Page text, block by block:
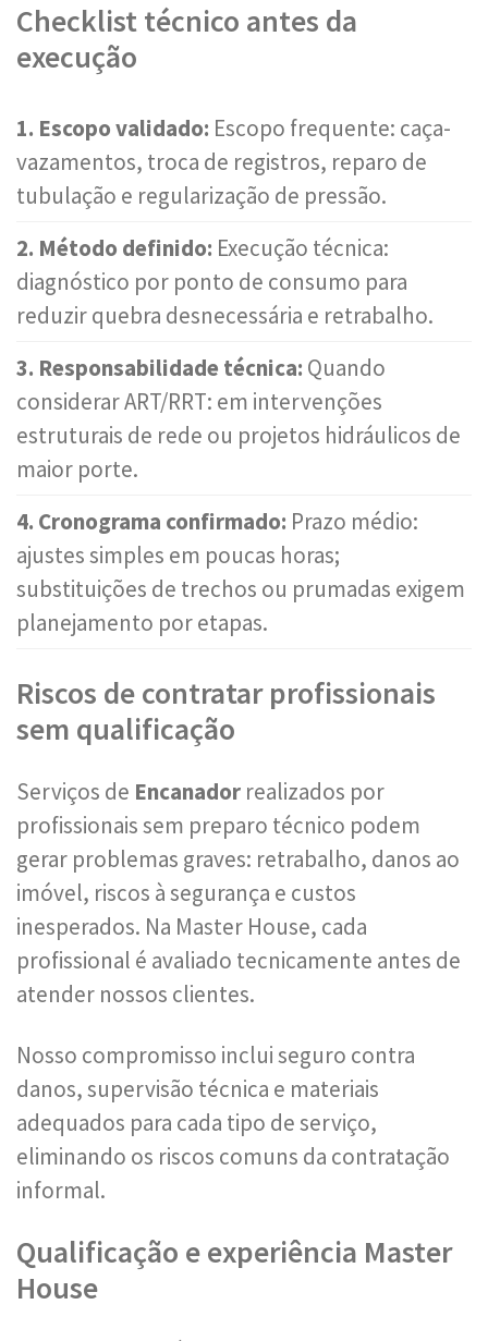
Checklist técnico antes da
execução
1. Escopo validado: Escopo frequente: caça-
vazamentos, troca de registros, reparo de
tubulação e regularização de pressão.
2. Método definido: Execução técnica:
diagnóstico por ponto de consumo para
reduzir quebra desnecessária e retrabalho.
3. Responsabilidade técnica: Quando
considerar ART/RRT: em intervenções
estruturais de rede ou projetos hidráulicos de
maior porte.
4. Cronograma confirmado: Prazo médio:
ajustes simples em poucas horas;
substituições de trechos ou prumadas exigem
planejamento por etapas.
Riscos de contratar profissionais
sem qualificação
Serviços de Encanador realizados por
profissionais sem preparo técnico podem
gerar problemas graves: retrabalho, danos ao
imóvel, riscos à segurança e custos
inesperados. Na Master House, cada
profissional é avaliado tecnicamente antes de
atender nossos clientes.
Nosso compromisso inclui seguro contra
danos, supervisão técnica e materiais
adequados para cada tipo de serviço,
eliminando os riscos comuns da contratação
informal.
Qualificação e experiência Master
House